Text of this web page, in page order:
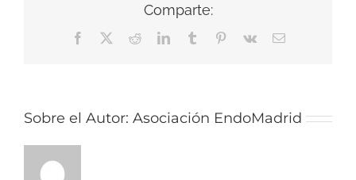
Comparte:
Facebook RedditLinkedInTumblr Pinterest
Vk
Correo
Sobre el Autor: Asociación EndoMadrid